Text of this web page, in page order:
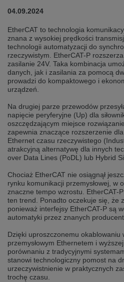
switch to the German version?
Switch to German version Stay
Wir haben erkannt, dass ihr Browser eine
angezeigte bevorzugt. Diese Webseite ist
Möchten Sie zur Deutschen Version
Zur deutschen Version wechseln
We have detected, that your browser
selected one. This website is also
switch to the Czech version?
Switch to Czech version Stay
Zdá se, že Váš prohlížeč je v jiném jazyce,
Přepnout na českou verzi
Váš prohlížeč se zdá být v jiném jazyce,
stránka je také k dispozici v němčině.
Wir haben erkannt, dass ihr Browser eine
angezeigte bevorzugt. Diese Webseite ist
Möchten Sie zur Deutschen Version
04.09.2024
EtherCAT to technologia
znana z wysokiej prędkości
technologii automatyzacji do
rzeczywistym. EtherCAT-P
zasilanie 24V. Taka kombinacja
danych, jak i zasilania za pomocą
prowadzi do kompaktowego i
urządzeń.
Na drugiej parze przewodów
napięcie peryferyjne (Up) dla
oszczędzającym miejsce
zapewnia znaczące rozszerzenie
Ethernet czasu rzeczywistego
atrakcyjną alternatywę dla innych
over Data Lines (PoDL) lub Hybrid
Chociaż EtherCAT nie osiągnął
rynku komunikacji przemysłowej, w
znaczne tempo wzrostu. EtherCAT-
ten trend. Ponadto oczekuje się, że
ponieważ interfejsy EtherCAT-P są
automatyki przez znanych
Dzięki uproszczonemu okablowaniu
przemysłowym Ethernetem i
porównaniu z tradycyjnymi
stanowi technologiczny pomost na
urzeczywistnienie w praktycznych
trochę czasu.